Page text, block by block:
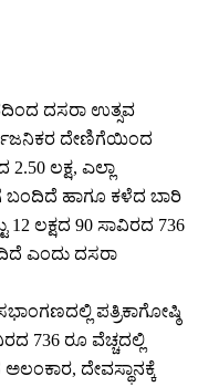
ದಸರಾ ಉತ್ಸವ
ದೇಣಿಗೆಯಿಂದ
ಲಕ್ಷ, ಎಲ್ಲಾ
ಹಾಗೂ ಕಳೆದ ಬಾರಿ
ಲಕ್ಷದ 90 ಸಾವಿರದ 736
ಎಂದು ದಸರಾ
ಪತ್ರಿಕಾಗೋಷ್ಠಿ
736 ರೂ ವೆಚ್ಚದಲ್ಲಿ
ದೇವಸ್ಥಾನಕ್ಕೆ